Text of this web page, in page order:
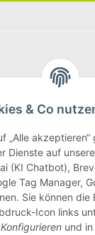
& Co
„Alle
Dienste auf
(KI Chatbot),
Tag Manager,
Sie können die
Icon links
Konfigurieren und